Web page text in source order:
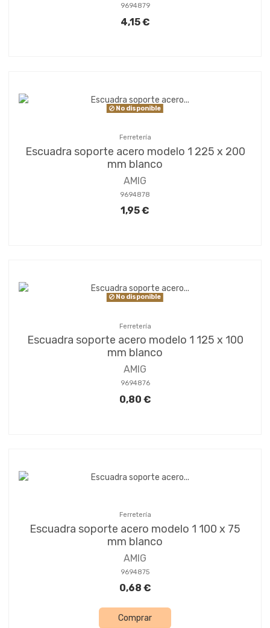
9694879
4,15 €
No disponible
Ferretería
Escuadra soporte acero modelo 1 225 x 200
mm blanco
AMIG
9694878
1,95 €
No disponible
Ferretería
Escuadra soporte acero modelo 1 125 x 100
mm blanco
AMIG
9694876
0,80 €
Ferretería
Escuadra soporte acero modelo 1 100 x 75
mm blanco
AMIG
9694875
0,68 €
Comprar